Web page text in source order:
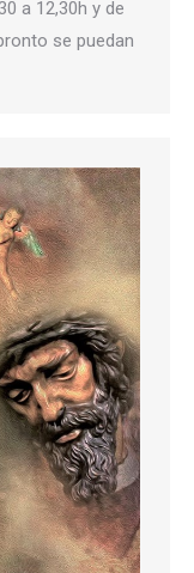
a 12,30h y de
se puedan